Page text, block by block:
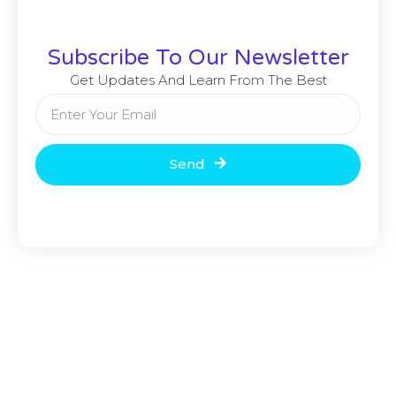
Subscribe To Our Newsletter
Get Updates And Learn From The Best
Send